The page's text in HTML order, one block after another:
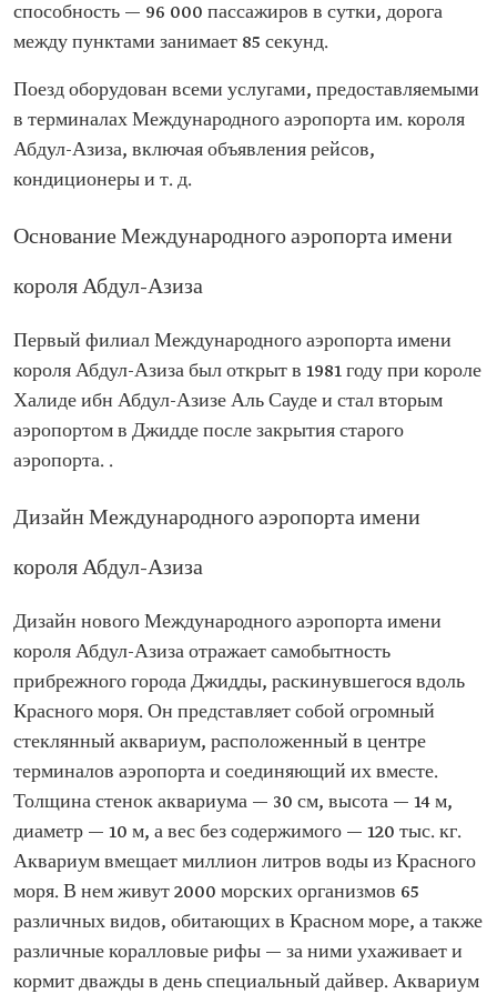
способность — 96 000 пассажиров в сутки, дорога
между пунктами занимает 85 секунд.
Поезд оборудован всеми услугами, предоставляемыми
в терминалах Международного аэропорта им. короля
Абдул-Азиза, включая объявления рейсов,
кондиционеры и т. д.
Основание Международного аэропорта имени
короля Абдул-Азиза
Первый филиал Международного аэропорта имени
короля Абдул-Азиза был открыт в 1981 году при короле
Халиде ибн Абдул-Азизе Аль Сауде и стал вторым
аэропортом в Джидде после закрытия старого
аэропорта. .
Дизайн Международного аэропорта имени
короля Абдул-Азиза
Дизайн нового Международного аэропорта имени
короля Абдул-Азиза отражает самобытность
прибрежного города Джидды, раскинувшегося вдоль
Красного моря. Он представляет собой огромный
стеклянный аквариум, расположенный в центре
терминалов аэропорта и соединяющий их вместе.
Толщина стенок аквариума — 30 см, высота — 14 м,
диаметр — 10 м, а вес без содержимого — 120 тыс. кг.
Аквариум вмещает миллион литров воды из Красного
моря. В нем живут 2000 морских организмов 65
различных видов, обитающих в Красном море, а также
различные коралловые рифы — за ними ухаживает и
кормит дважды в день специальный дайвер. Аквариум